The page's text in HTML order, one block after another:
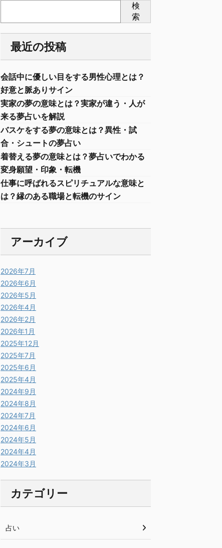
検
索
最近の投稿
会話中に優しい目をする男性心理とは？
好意と脈ありサイン
実家の夢の意味とは？実家が違う・人が
来る夢占いを解説
バスケをする夢の意味とは？異性・試
合・シュートの夢占い
着替える夢の意味とは？夢占いでわかる
変身願望・印象・転機
仕事に呼ばれるスピリチュアルな意味と
は？縁のある職場と転機のサイン
アーカイブ
2026年7月
2026年6月
2026年5月
2026年4月
2026年2月
2026年1月
2025年12月
2025年7月
2025年6月
2025年4月
2024年9月
2024年8月
2024年7月
2024年6月
2024年5月
2024年4月
2024年3月
カテゴリー
占い